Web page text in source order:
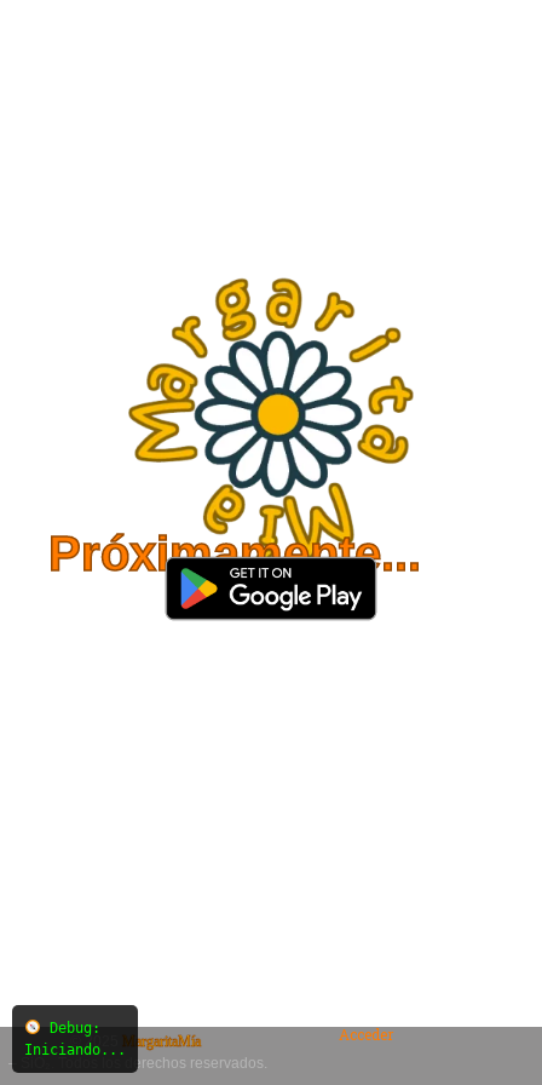
Próximamente...
© 2025
MargaritaMía
– SiO₂. Todos los derechos reservados.
Acceder
Debug:
Iniciando...